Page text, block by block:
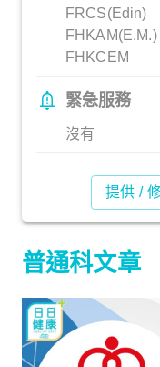
FRCS(Edin)
FHKAM(E.M.)
FHKCEM
緊急服務
沒有
提供 /
普通科文章